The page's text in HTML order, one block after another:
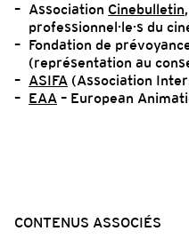
Association Cinebulletin
professionnel·le·s du
Fondation de
(représentation au
ASIFA (Association
EAA – European
CONTENUS ASSOCIÉS